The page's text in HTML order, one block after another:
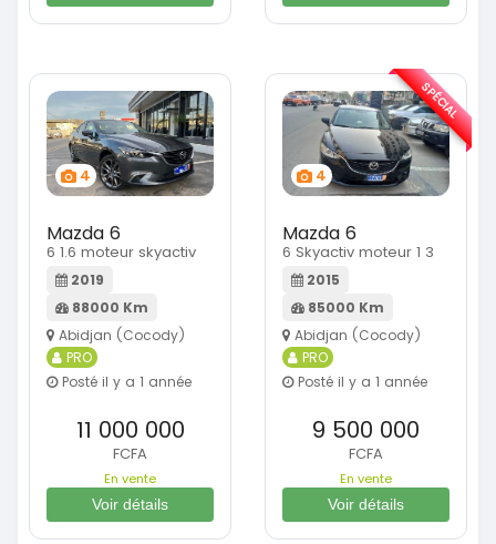
4
Mazda 6
6 1.6 moteur skyactiv
2019
88000 Km
Abidjan (Cocody)
PRO
Posté il y a 1 année
11 000 000
FCFA
En vente
Voir détails
4
Mazda 6
6 Skyactiv moteur 1 3
2015
85000 Km
Abidjan (Cocody)
PRO
Posté il y a 1 année
9 500 000
FCFA
En vente
Voir détails
SPÉCIAL